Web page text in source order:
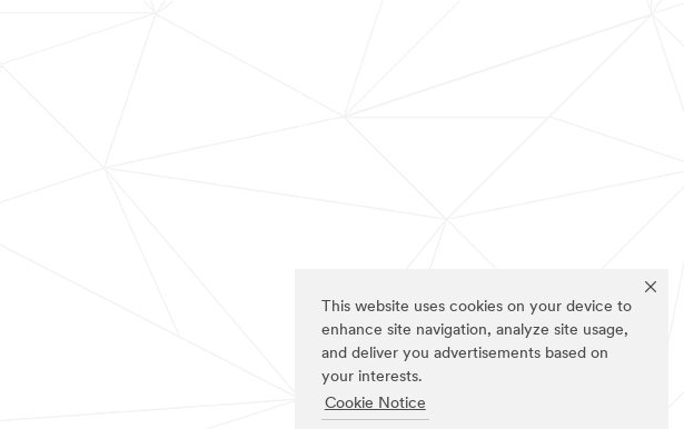
This website uses cookies on your device to
enhance site navigation, analyze site usage,
and deliver you advertisements based on
your interests.
Cookie Notice